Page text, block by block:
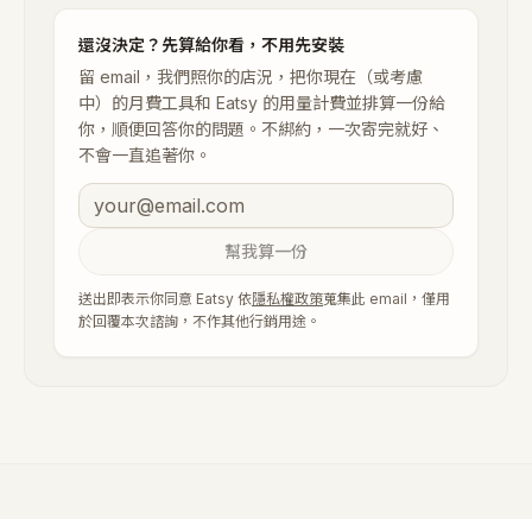
還沒決定？先算給你看，不用先安裝
留 email，我們照你的店況，把你現在（或考慮
中）的月費工具和 Eatsy 的用量計費並排算一份給
你，順便回答你的問題。不綁約，一次寄完就好、
不會一直追著你。
幫我算一份
送出即表示你同意 Eatsy 依隱私權政策蒐集此 email，僅用
於回覆本次諮詢，不作其他行銷用途。